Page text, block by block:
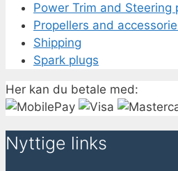
Power Trim and Steering
Propellers and
Shipping
Spark plugs
Her kan du betale med:
Nyttige links